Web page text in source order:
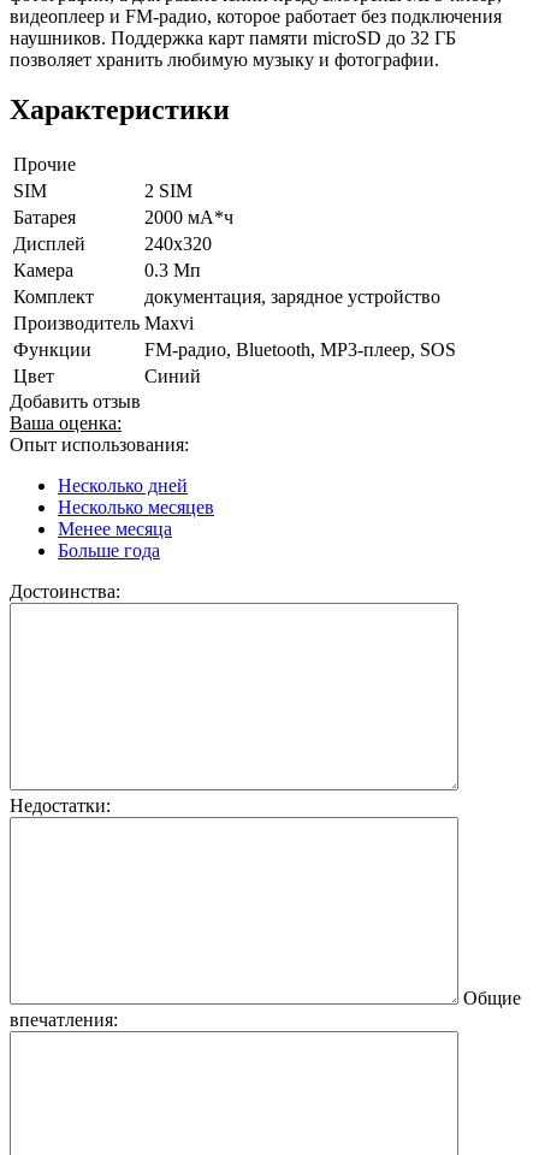
видеоплеер и FM-радио, которое работает без подключения
наушников. Поддержка карт памяти microSD до 32 ГБ
позволяет хранить любимую музыку и фотографии.
Характеристики
Прочие
SIM
2 SIM
Батарея
2000 мА*ч
Дисплей
240х320
Камера
0.3 Мп
Комплект
документация, зарядное устройство
Производитель Maxvi
Функции
FM-радио, Bluetooth, MP3-плеер, SOS
Цвет
Синий
Добавить отзыв
Ваша оценка:
Опыт использования:
Несколько дней
Несколько месяцев
Менее месяца
Больше года
Достоинства:
Недостатки:
Общие
впечатления: